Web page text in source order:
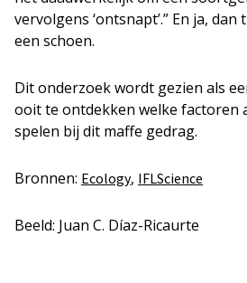
vervolgens ‘ontsnapt’.” En ja,
een schoen.
Dit onderzoek wordt gezien als
ooit te ontdekken welke factoren
spelen bij dit maffe gedrag.
Bronnen: Ecology, IFLScience
Beeld: Juan C. Díaz-Ricaurte